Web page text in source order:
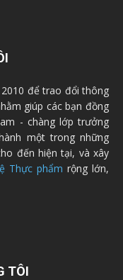
để trao đổi thông
giúp các bạn đồng
- chàng lớp trưởng
một trong những
đến hiện tại, và xây
Thực phẩm rộng lớn,
TÔI